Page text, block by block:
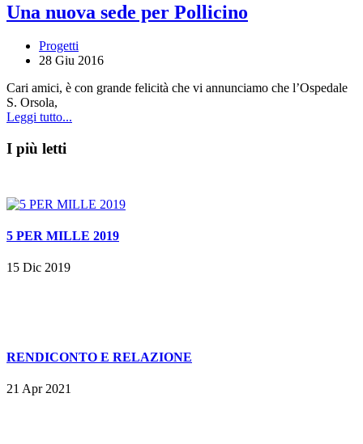
Una nuova sede per Pollicino
Progetti
28 Giu 2016
Cari amici, è con grande felicità che vi annunciamo che l’Ospedale
S. Orsola,
Leggi tutto...
I più letti
5 PER MILLE 2019
15 Dic 2019
RENDICONTO E RELAZIONE
21 Apr 2021